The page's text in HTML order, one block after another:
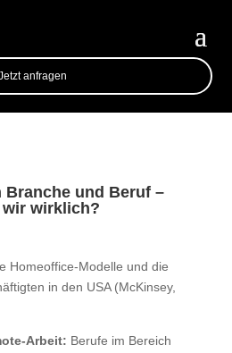
anfragen
Branche und Beruf –
wirklich?
Homeoffice-Modelle und die
in den USA (McKinsey,
Arbeit: Berufe im Bereich